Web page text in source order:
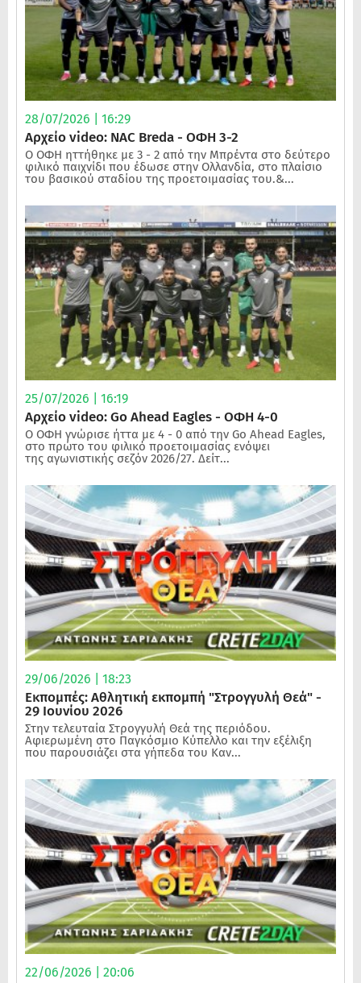
28/07/2026 | 16:29
Αρχείο video: NAC Breda - ΟΦΗ 3-2
Ο ΟΦΗ ηττήθηκε με 3 - 2 από την Μπρέντα στο δεύτερο
φιλικό παιχνίδι που έδωσε στην Ολλανδία, στο πλαίσιο
του βασικού σταδίου της προετοιμασίας του.&...
25/07/2026 | 16:19
Αρχείο video: Go Ahead Eagles - ΟΦΗ 4-0
Ο ΟΦΗ γνώρισε ήττα με 4 - 0 από την Go Ahead Eagles,
στο πρώτο του φιλικό προετοιμασίας ενόψει
της αγωνιστικής σεζόν 2026/27. Δείτ...
29/06/2026 | 18:23
Εκπομπές: Αθλητική εκπομπή "Στρογγυλή Θεά" -
29 Ιουνίου 2026
Στην τελευταία Στρογγυλή Θεά της περιόδου.
Αφιερωμένη στο Παγκόσμιο Κύπελλο και την εξέλιξη
που παρουσιάζει στα γήπεδα του Καν...
22/06/2026 | 20:06